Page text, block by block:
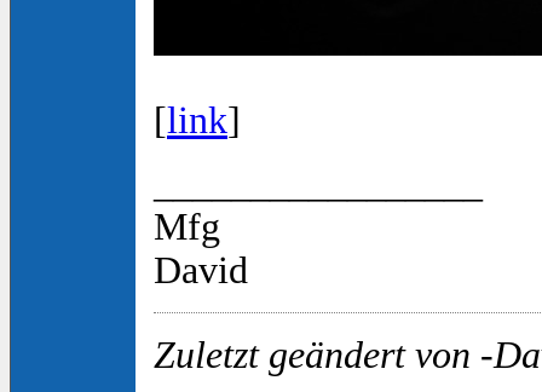
[link]
Mfg
David
Zuletzt geändert von -